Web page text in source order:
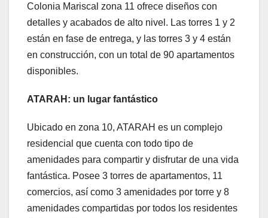
Colonia Mariscal zona 11 ofrece diseños con
detalles y acabados de alto nivel. Las torres 1 y 2
están en fase de entrega, y las torres 3 y 4 están
en construcción, con un total de 90 apartamentos
disponibles.
ATARAH: un lugar fantástico
Ubicado en zona 10, ATARAH es un complejo
residencial que cuenta con todo tipo de
amenidades para compartir y disfrutar de una vida
fantástica. Posee 3 torres de apartamentos, 11
comercios, así como 3 amenidades por torre y 8
amenidades compartidas por todos los residentes